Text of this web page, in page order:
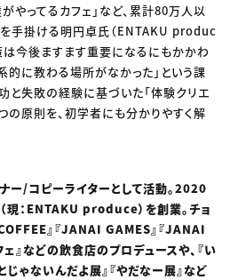
がやってるカフェ」など、累計80万人以
手掛ける明円卓氏（ENTAKU produc
は今後ますます重要になるにもかかわ
的に教わる場所がなかった」という課
と失敗の経験に基づいた「体験クリエ
の原則を、初学者にも分かりやすく解
ー/コピーライターとして活動。2020
：ENTAKU produce）を創業。チョ
』『JANAI GAMES』『JANAI
』などの飲食店のプロデュースや、『い
じゃないんだよ展』『やだなー展』など